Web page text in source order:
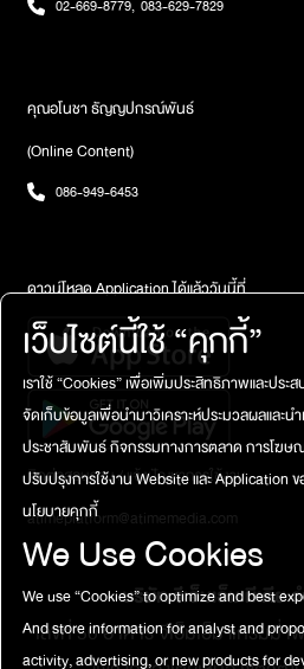
02-669-8779, 083-629-7829
คุณอโนชา ธัญญปกรณ์พันธ์
(Online Content)
086-949-6453
ดาวน์โหลด Application ได้แล้ววันนี้ที่
ติดต่อสอบถาม / แจ้งปัญหาการใช้งาน
atimeplatform@atimemedia.com
บริษัท จีเอ็มเอ็ม มีเดีย
เลขที่ 50 อาคาร จีเอ็มเอ็ม แกรมมี่
เว็บไซต์นี้ใช้ “คุกกี้”
เราใช้ “Cookies” เพื่อเพิ่มประสิทธิภาพและประ
จัดเก็บข้อมูลเพื่อนำมาวิเคราะห์ประมวลผลและน
ประชาสัมพันธ์ กิจกรรมทางการตลาด การโ
ปรับปรุงการใช้งาน Website และ Application
นโยบายคุกกี้
We Use Cookies
We use “Cookies” to optimize and best
And store information for analyst and
activity, advertising, or new products for